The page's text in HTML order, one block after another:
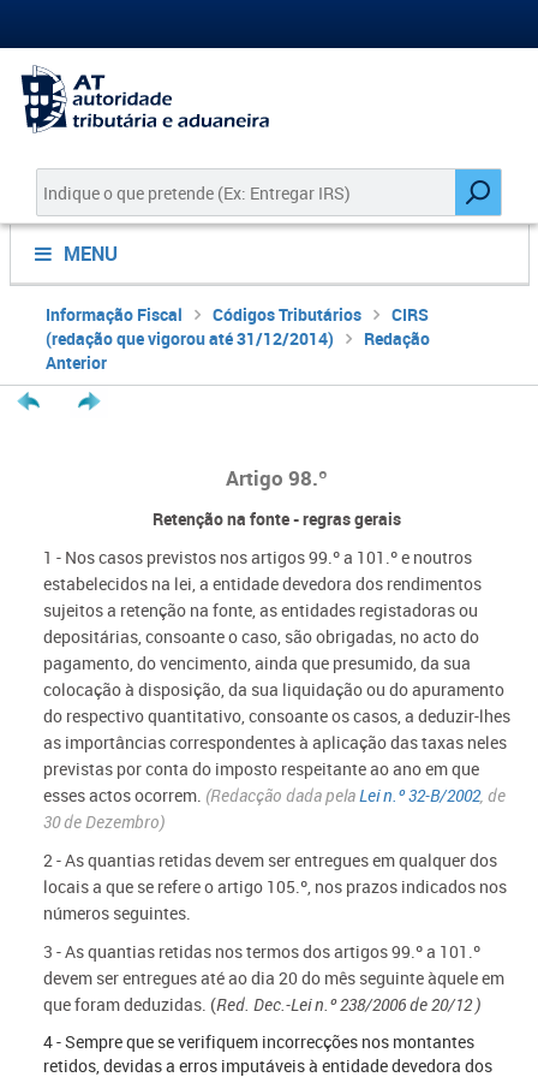
MENU
Informação Fiscal Códigos Tributários
CIRS
(redação que vigorou até 31/12/2014)
Redação
Anterior
Artigo 98.º
Retenção na fonte - regras gerais
1 - Nos casos previstos nos artigos 99.º a 101.º e noutros
estabelecidos na lei, a entidade devedora dos rendimentos
sujeitos a retenção na fonte, as entidades registadoras ou
depositárias, consoante o caso, são obrigadas, no acto do
pagamento, do vencimento, ainda que presumido, da sua
colocação à disposição, da sua liquidação ou do apuramento
do respectivo quantitativo, consoante os casos, a deduzir-lhes
as importâncias correspondentes à aplicação das taxas neles
previstas por conta do imposto respeitante ao ano em que
esses actos ocorrem. (Redacção dada pelaLei n.º 32-B/2002, de
30 de Dezembro)
2 - As quantias retidas devem ser entregues em qualquer dos
locais a que se refere o artigo 105.º, nos prazos indicados nos
números seguintes.
3 - As quantias retidas nos termos dos artigos 99.º a 101.º
devem ser entregues até ao dia 20 do mês seguinte àquele em
que foram deduzidas. (Red. Dec.-Lei n.º 238/2006 de 20/12 )
4 - Sempre que se verifiquem incorrecções nos montantes
retidos, devidas a erros imputáveis à entidade devedora dos